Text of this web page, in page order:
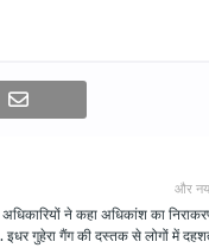
और
अधिकारियों ने कहा अधिकांश का
गुहेरा गैंग की दस्तक से लोगों में